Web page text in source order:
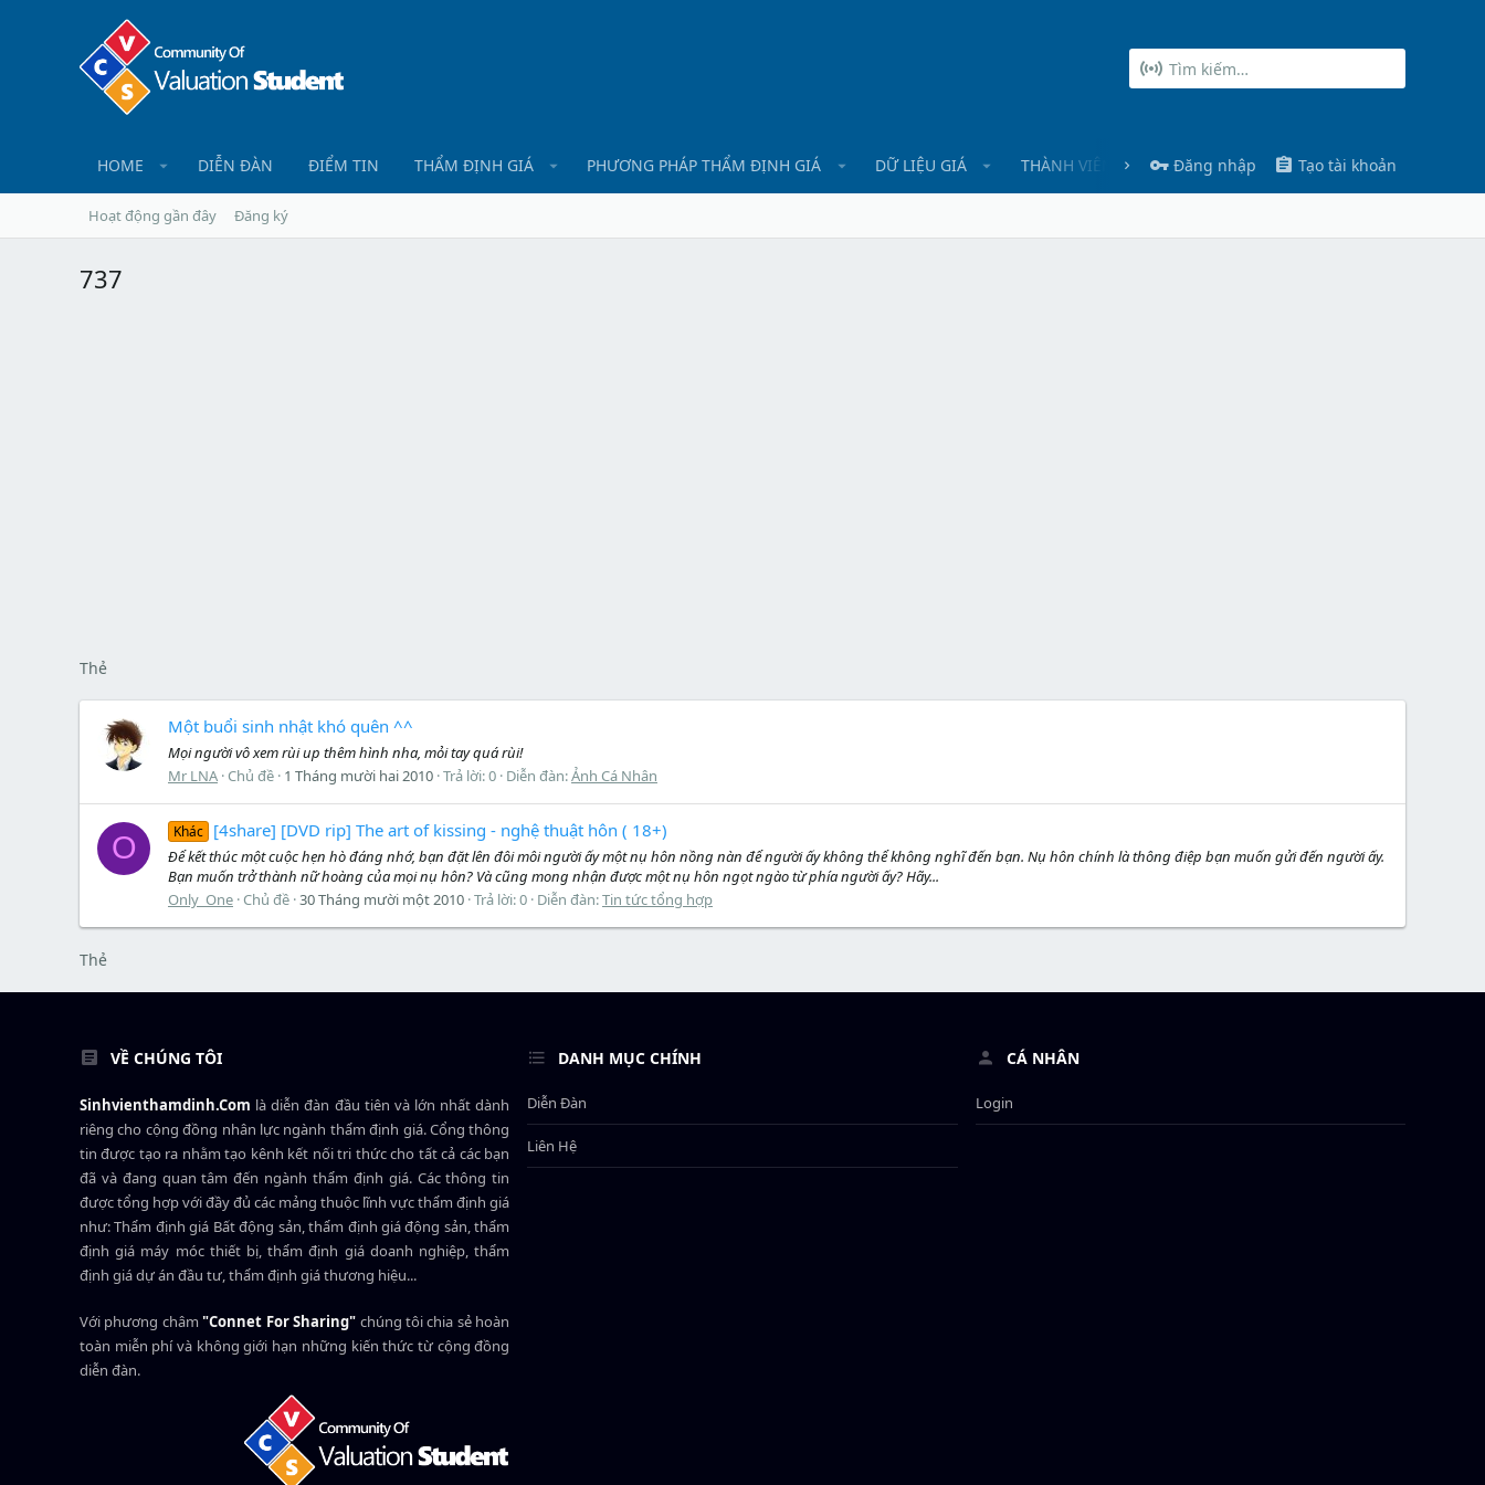
HOME DIỄN ĐÀN ĐIỂM TIN THẨM ĐỊNH GIÁ PHƯƠNG PHÁP THẨM ĐỊNH GIÁ DỮ LIỆU GIÁ THÀNH VIÊN Đăng nhập Tạo tài khoản
Hoạt động gần đây Đăng ký
737
Thẻ
Một buổi sinh nhật khó quên ^^
Mọi người vô xem rùi up thêm hình nha, mỏi tay quá rùi!
Mr LNA Chủ đề 1 Tháng mười hai 2010 Trả lời: 0 Diễn đàn:Ảnh Cá Nhân
O Khác [4share] [DVD rip] The art of kissing - nghệ thuật hôn ( 18+)
Để kết thúc một cuộc hẹn hò đáng nhớ, bạn đặt lên đôi môi người ấy một nụ hôn nồng nàn để người ấy không thể không nghĩ đến bạn. Nụ hôn chính là thông điệp bạn muốn gửi đến người ấy.
Bạn muốn trở thành nữ hoàng của mọi nụ hôn? Và cũng mong nhận được một nụ hôn ngọt ngào từ phía người ấy? Hãy...
Only_One Chủ đề 30 Tháng mười một 2010 Trả lời: 0 Diễn đàn:Tin tức tổng hợp
Thẻ
VỀ CHÚNG TÔI
Sinhvienthamdinh.Com là diễn đàn đầu tiên và lớn nhất dành
riêng cho cộng đồng nhân lực ngành thẩm định giá. Cổng thông
tin được tạo ra nhằm tạo kênh kết nối tri thức cho tất cả các bạn
đã và đang quan tâm đến ngành thẩm định giá. Các thông tin
được tổng hợp với đầy đủ các mảng thuộc lĩnh vực thẩm định giá
như: Thẩm định giá Bất động sản, thẩm định giá động sản, thẩm
định giá máy móc thiết bị, thẩm định giá doanh nghiệp, thẩm
định giá dự án đầu tư, thẩm định giá thương hiệu...
Với phương châm"Connet For Sharing" chúng tôi chia sẻ hoàn
toàn miễn phí và không giới hạn những kiến thức từ cộng đồng
diễn đàn.
DANH MỤC CHÍNH
Diễn Đàn
Liên Hệ
CÁ NHÂN
Login